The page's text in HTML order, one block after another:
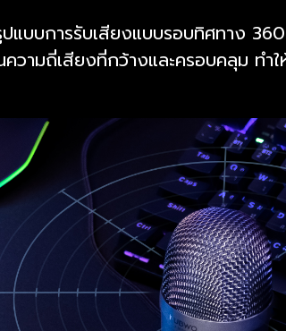
ปแบบการรับเสียงแบบรอบทิศทาง
วามถี่เสียงที่กว้างและครอบคลุม ทำ